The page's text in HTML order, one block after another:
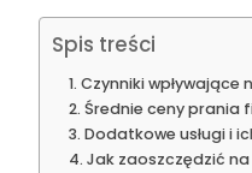
Spis treści
Czynniki
Średnie ceny prania
Dodatkowe usługi i
Jak zaoszczędzić